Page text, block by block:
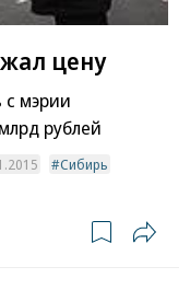
цену
с мэрии
рублей
Сибирь